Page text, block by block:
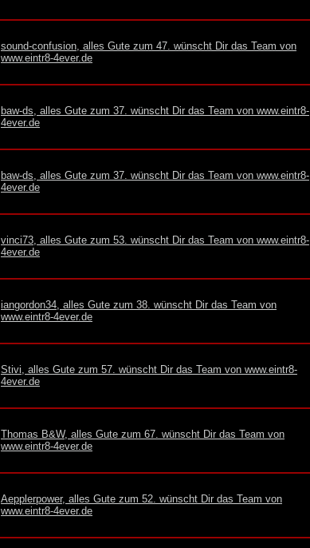
sound-confusion, alles Gute zum 47. wünscht Dir das Team von
www.eintr8-4ever.de
baw-ds, alles Gute zum 37. wünscht Dir das Team von www.eintr8-
4ever.de
baw-ds, alles Gute zum 37. wünscht Dir das Team von www.eintr8-
4ever.de
vinci73, alles Gute zum 53. wünscht Dir das Team von www.eintr8-
4ever.de
iangordon34, alles Gute zum 38. wünscht Dir das Team von
www.eintr8-4ever.de
Stivi, alles Gute zum 57. wünscht Dir das Team von www.eintr8-
4ever.de
Thomas B&W, alles Gute zum 67. wünscht Dir das Team von
www.eintr8-4ever.de
Aepplerpower, alles Gute zum 52. wünscht Dir das Team von
www.eintr8-4ever.de